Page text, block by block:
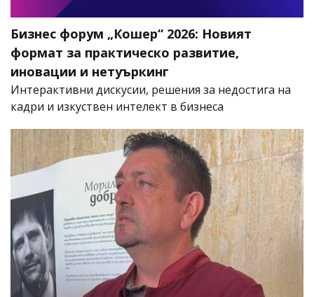
Бизнес форум „Кошер“ 2026: Новият
формат за практическо развитие,
иновации и нетуъркинг
Интерактивни дискусии, решения за недостига на
кадри и изкуствен интелект в бизнеса